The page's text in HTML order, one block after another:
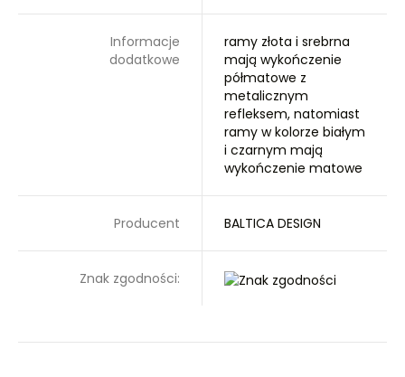
Informacje
dodatkowe
ramy złota i srebrna
mają wykończenie
półmatowe z
metalicznym
refleksem, natomiast
ramy w kolorze białym
i czarnym mają
wykończenie matowe
Producent BALTICA DESIGN
Znak zgodności: